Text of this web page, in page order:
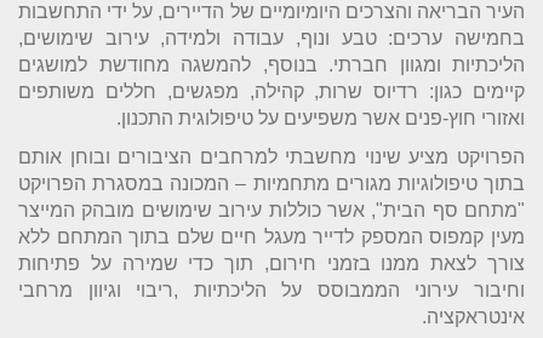
העיר הבריאה והצרכים היומיומיים של הדיירים, על ידי התחשבות
בחמישה ערכים: טבע ונוף, עבודה ולמידה, עירוב שימושים,
הליכתיות ומגוון חברתי. בנוסף, להמשגה מחודשת למושגים
קיימים כגון: רדיוס שרות, קהילה, מפגשים, חללים משותפים
ואזורי חוץ-פנים אשר משפיעים על טיפולוגית התכנון.
הפרויקט מציע שינוי מחשבתי למרחבים הציבורים ובוחן אותם
בתוך טיפולוגיות מגורים מתחמיות – המכונה במסגרת הפרויקט
"מתחם סף הבית", אשר כוללות עירוב שימושים מובהק המייצר
מעין קמפוס המספק לדייר מעגל חיים שלם בתוך המתחם ללא
צורך לצאת ממנו בזמני חירום, תוך כדי שמירה על פתיחות
וחיבור עירוני הממבוסס על הליכתיות ,ריבוי וגיוון מרחבי
אינטראקציה.